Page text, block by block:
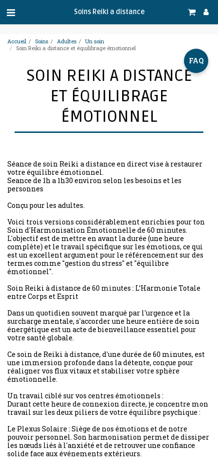
FAQ
Soins Reiki a distance
Accueil Soins Adultes
Un soin
Soin Reiki a distance et équilibrage émotionnel
SOIN REIKI A DISTANCE
ET ÉQUILIBRAGE
ÉMOTIONNEL
Séance de soin Reiki a distance en direct vise à restaurer
votre équilibre émotionnel.
Seance de 1h a 1h30 environ selon les besoins et les
personnes
Conçu pour les adultes.
Voici trois versions considérablement enrichies pour ton
Soin d'Harmonisation Émotionnelle de 60 minutes.
L'objectif est de mettre en avant la durée (une heure
complète) et le travail spécifique sur les émotions, ce qui
est un excellent argument pour le référencement sur des
termes comme "gestion du stress" et "équilibre
émotionnel".
Soin Reiki à distance de 60 minutes : L’Harmonie Totale
entre Corps et Esprit
Dans un quotidien souvent marqué par l'urgence et la
surcharge mentale, s'accorder une heure entière de soin
énergétique est un acte de bienveillance essentiel pour
votre santé globale.
Ce soin de Reiki à distance, d'une durée de 60 minutes, est
une immersion profonde dans la détente, conçue pour
réaligner vos flux vitaux et stabiliser votre sphère
émotionnelle.
Un travail ciblé sur vos centres émotionnels :
Durant cette heure de connexion directe, je concentre mon
travail sur les deux piliers de votre équilibre psychique :
Le Plexus Solaire : Siège de nos émotions et de notre
pouvoir personnel. Son harmonisation permet de dissiper
les nœuds liés à l'anxiété et de retrouver une confiance
solide face aux événements extérieurs.